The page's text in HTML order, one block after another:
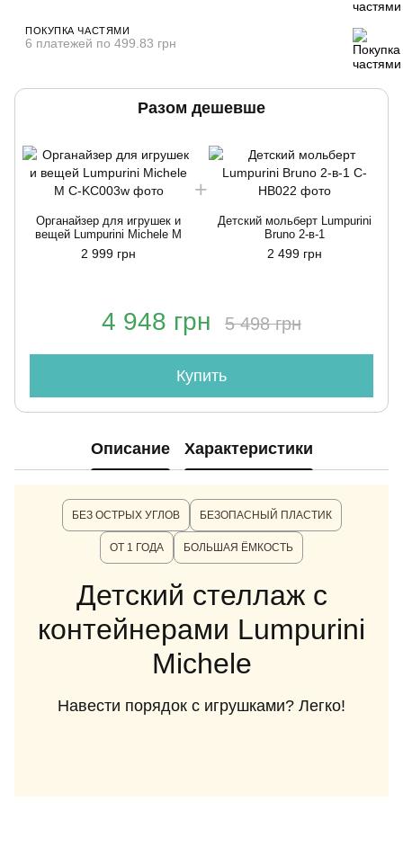
ПОКУПКА ЧАСТЯМИ
6 платежей по 499.83 грн
Разом дешевше
Органайзер для игрушек и
вещей Lumpurini Michele M
2 999 грн
Детский мольберт Lumpurini
Bruno 2-в-1
2 499 грн
4 948 грн 5 498 грн
Купить
Описание Характеристики
БЕЗ ОСТРЫХ УГЛОВ БЕЗОПАСНЫЙ ПЛАСТИК
ОТ 1 ГОДА БОЛЬШАЯ ЁМКОСТЬ
Детский стеллаж с
контейнерами Lumpurini
Michele
Навести порядок с игрушками? Легко!